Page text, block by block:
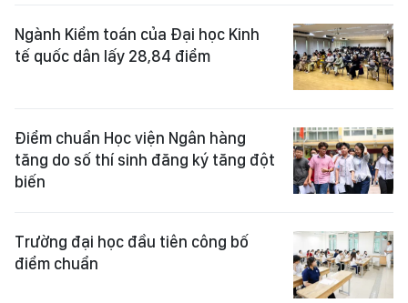
Ngành Kiểm toán của Đại học Kinh
tế quốc dân lấy 28,84 điểm
Điểm chuẩn Học viện Ngân hàng
tăng do số thí sinh đăng ký tăng đột
biến
Trường đại học đầu tiên công bố
điểm chuẩn